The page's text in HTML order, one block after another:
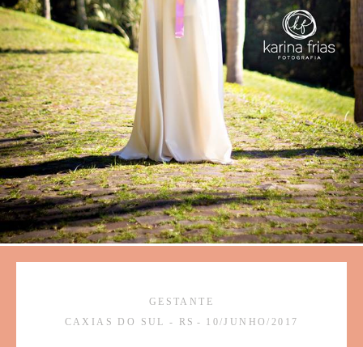
GESTANTE
CAXIAS DO SUL - RS
10/JUNHO/2017